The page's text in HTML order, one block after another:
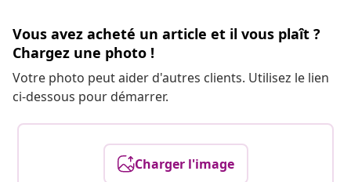
Vous avez acheté un article et il vous plaît ?
Chargez une photo !
Votre photo peut aider d'autres clients. Utilisez le lien
ci-dessous pour démarrer.
Charger l'image